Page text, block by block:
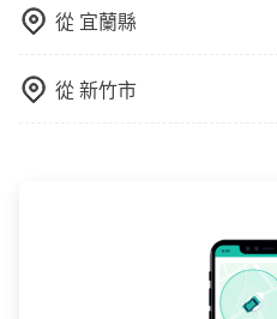
回），雖已將eTag和可能的
估進去，但額外的汽車保險
者，和運的iRent只提供最基
Yaris、Prius C、Vios這類乘
會遇到明明已經預約了時間
還，又或者要還車時卻偏偏
車或者要載其他乘客的人來
從 宜蘭縣
從新竹市